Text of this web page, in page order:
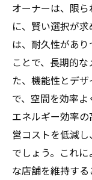
オーナーは、限
に、賢い選択が
は、耐久性があ
ことで、長期的
た、機能性とデ
で、空間を効率よ
エネルギー効率
営コストを低減
でしょう。これ
な店舗を維持す